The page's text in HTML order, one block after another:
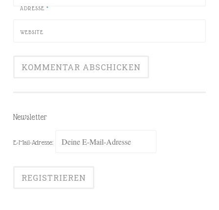
ADRESSE *
WEBSITE
Newsletter
E-Mail-Adresse: